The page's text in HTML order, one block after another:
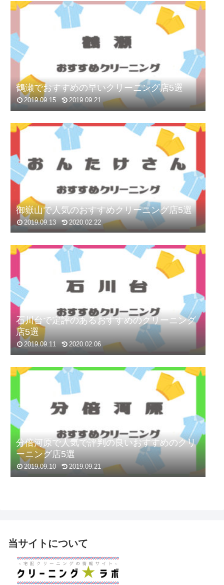
鶴瀬でおすすめの早いクリーニング店5選
2019.09.15 2019.09.21
御嶽山で人気のおすすめクリーニング店5選
2019.09.13 2020.02.22
石川台で定評のあるおすすめのクリーニング
店5選
2019.09.11 2020.02.06
分倍河原で人気で評判の良いおすすめのクリ
ーニング店5選
2019.09.10 2019.09.21
当サイトについて